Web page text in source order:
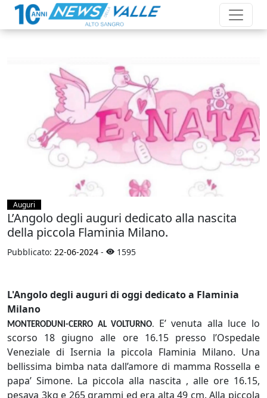
Auguri
L’Angolo degli auguri dedicato alla nascita
della piccola Flaminia Milano.
Pubblicato: 22-06-2024 - 1595
L'Angolo degli auguri di oggi dedicato a Flaminia
Milano
MONTERODUNI-CERRO AL VOLTURNO. E’ venuta alla luce lo
scorso 18 giugno alle ore 16.15 presso l’Ospedale
Veneziale di Isernia la piccola Flaminia Milano. Una
bellissima bimba nata dall’amore di mamma Rossella e
papa’ Simone. La piccola alla nascita , alle ore 16.15,
pesava 3kg e 265 grammi ed era alta 49 cm. Alla piccola